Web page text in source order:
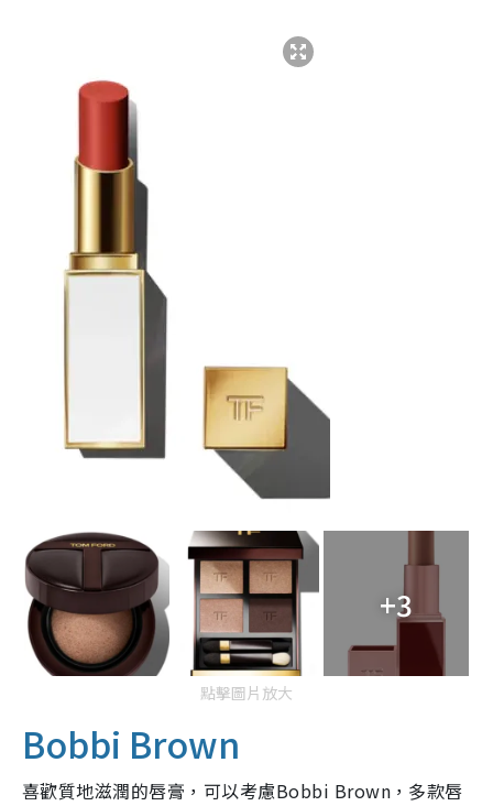
+3
點擊圖片放大
Bobbi Brown
喜歡質地滋潤的唇膏，可以考慮Bobbi Brown，多款唇